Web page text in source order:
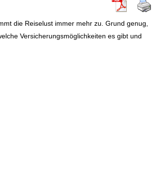
die Reiselust immer mehr zu. Grund genug,
Versicherungsmöglichkeiten es gibt und